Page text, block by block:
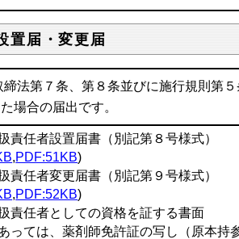
置届・変更届
法第７条、第８条並びに施行規則第
場合の届出です。
責任者設置届書（別記第８号様式）
,PDF:51KB)
任者変更届書（別記第９号様式）
,PDF:52KB)
責任者としての資格を証する書面
っては、薬剤師免許証の写し（原本持